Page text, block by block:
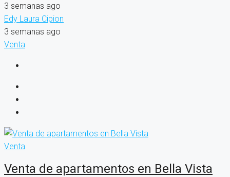
3 semanas ago
Edy Laura Cipion
3 semanas ago
Venta
Venta
Venta de apartamentos en Bella Vista